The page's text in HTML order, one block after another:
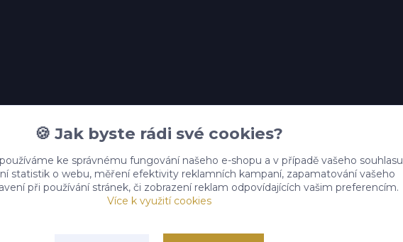
🍪 Jak byste rádi své cookies?
ke správnému fungování našeho e-shopu a v případě vašeho souhlasu
statistik o webu, měření efektivity reklamních kampaní, zapamatování vašeho
při používání stránek, či zobrazení reklam odpovídajících vašim preferencím.
Více k využití cookies